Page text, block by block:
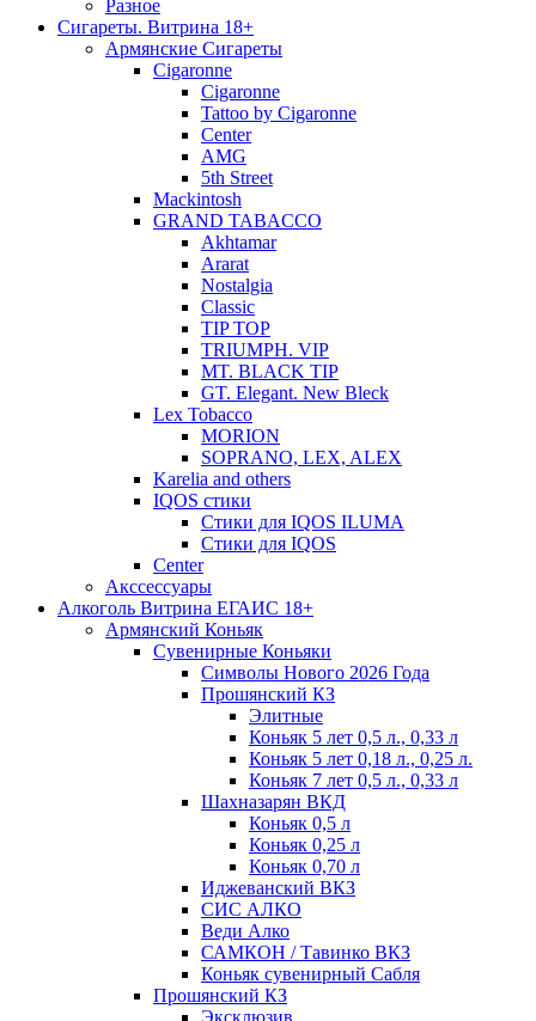
Разное
Сигареты. Витрина 18+
Армянские Сигареты
Cigaronne
Cigaronne
Tattoo by Cigaronne
Center
AMG
5th Street
Mackintosh
GRAND TABACCO
Akhtamar
Ararat
Nostalgia
Classic
TIP TOP
TRIUMPH. VIP
MT. BLACK TIP
GT. Elegant. New Bleck
Lex Tobacco
MORION
SOPRANO, LEX, ALEX
Karelia and others
IQOS стики
Стики для IQOS ILUMA
Стики для IQOS
Сenter
Акссессуары
Алкоголь Витрина ЕГАИС 18+
Армянский Коньяк
Сувенирные Коньяки
Символы Нового 2026 Года
Прошянский КЗ
Элитные
Коньяк 5 лет 0,5 л., 0,33 л
Коньяк 5 лет 0,18 л., 0,25 л.
Коньяк 7 лет 0,5 л., 0,33 л
Шахназарян ВКД
Коньяк 0,5 л
Коньяк 0,25 л
Коньяк 0,70 л
Иджеванский ВКЗ
СИС АЛКО
Веди Алко
САМКОН / Тавинко ВКЗ
Коньяк сувенирный Сабля
Прошянский КЗ
Эксклюзив